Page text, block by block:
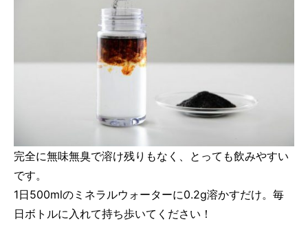
完全に無味無臭で溶け残りもなく、とっても飲みやすい
です。
1日500mlのミネラルウォーターに0.2g溶かすだけ。毎
日ボトルに入れて持ち歩いてください！